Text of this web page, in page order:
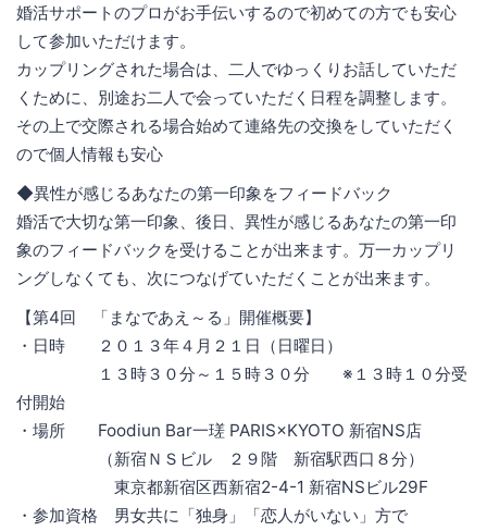
婚活サポートのプロがお手伝いするので初めての方でも安心
して参加いただけます。
カップリングされた場合は、二人でゆっくりお話していただ
くために、別途お二人で会っていただく日程を調整します。
その上で交際される場合始めて連絡先の交換をしていただく
ので個人情報も安心
◆異性が感じるあなたの第一印象をフィードバック
婚活で大切な第一印象、後日、異性が感じるあなたの第一印
象のフィードバックを受けることが出来ます。万一カップリ
ングしなくても、次につなげていただくことが出来ます。
【第4回 「まなであえ～る」開催概要】
・日時 ２０１３年４月２１日（日曜日）
１３時３０分～１５時３０分 ※１３時１０分受
付開始
・場所 Foodiun Bar一瑳 PARIS×KYOTO 新宿NS店
（新宿ＮＳビル ２９階 新宿駅西口８分）
東京都新宿区西新宿2-4-1 新宿NSビル29F
・参加資格 男女共に「独身」「恋人がいない」方で